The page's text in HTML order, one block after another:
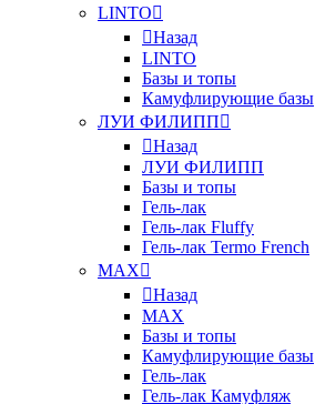
LINTO
Назад
LINTO
Базы и топы
Камуфлирующие базы
ЛУИ ФИЛИПП
Назад
ЛУИ ФИЛИПП
Базы и топы
Гель-лак
Гель-лак Fluffy
Гель-лак Termo French
MAX
Назад
MAX
Базы и топы
Камуфлирующие базы
Гель-лак
Гель-лак Камуфляж